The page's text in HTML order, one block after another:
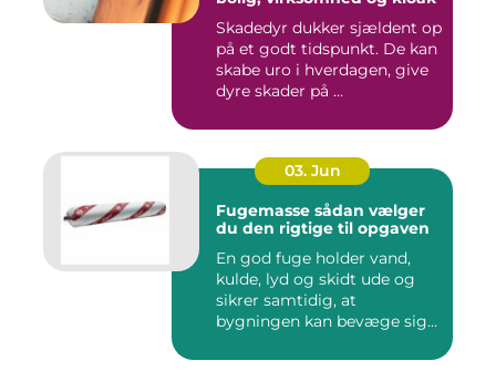
Skadedyr dukker sjældent op
på et godt tidspunkt. De kan
skabe uro i hverdagen, give
dyre skader på ...
03. Jun
Fugemasse sådan vælger
du den rigtige til opgaven
En god fuge holder vand,
kulde, lyd og skidt ude og
sikrer samtidig, at
bygningen kan bevæge sig